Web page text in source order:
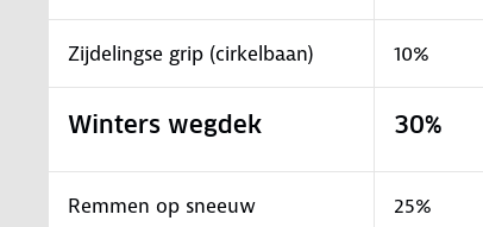
Zijdelingse grip (cirkelbaan) 10%
Winters wegdek 30%
Remmen op sneeuw 25%